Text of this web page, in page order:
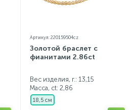
Артикул: 220159504cz
Золотой браслет с
фианитами 2.86ct
Вес изделия, г.: 13,15
Масса, ct: 2,86
18,5 см